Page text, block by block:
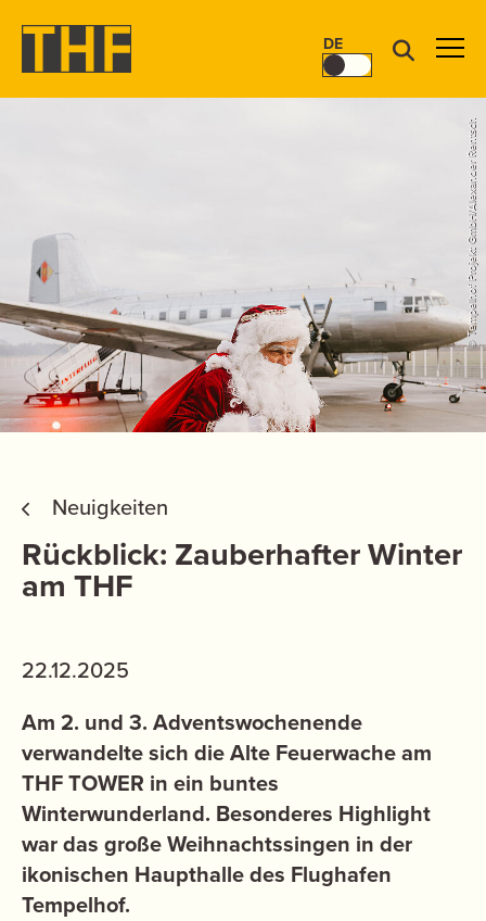
DE
© Tempelhof Projekt GmbH/Alexander Rentsch
Neuigkeiten
Rückblick: Zauberhafter Winter
am THF
22.12.2025
Am 2. und 3. Adventswochenende
verwandelte sich die Alte Feuerwache am
THF TOWER in ein buntes
Winterwunderland. Besonderes Highlight
war das große Weihnachtssingen in der
ikonischen Haupthalle des Flughafen
Tempelhof.